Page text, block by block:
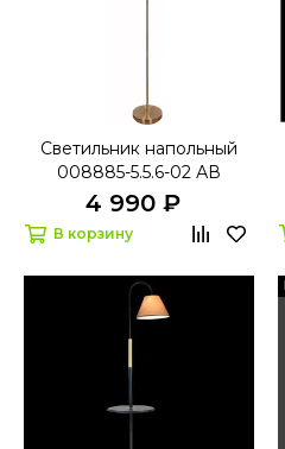
Светильник напольный
008885-5.5.6-02 АВ
4 990 ₽
В корзину